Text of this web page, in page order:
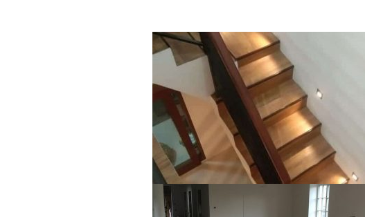
precio instalacion parquet leroy merlin